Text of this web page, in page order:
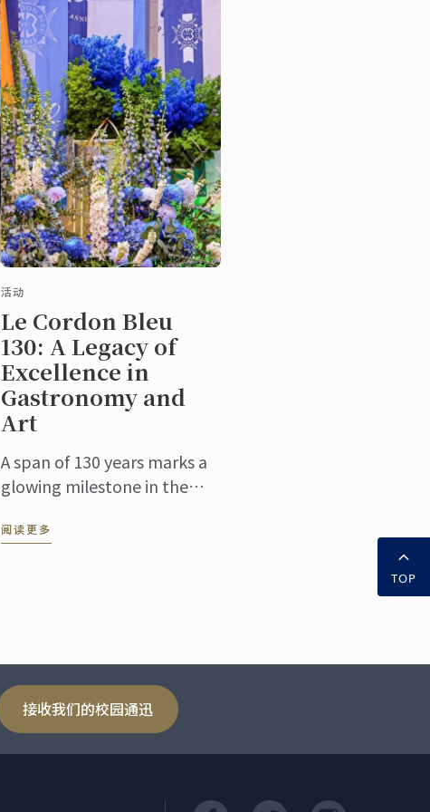
活动
Le Cordon Bleu
130: A Legacy of
Excellence in
Gastronomy and
Art
A span of 130 years marks a
glowing milestone in the
to the inheritance and
阅读更多
接收我们的校园通迅
TOP